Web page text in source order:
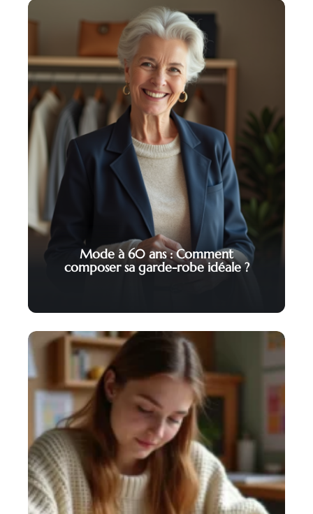
Mode à 60 ans : Comment
composer sa garde-robe idéale ?